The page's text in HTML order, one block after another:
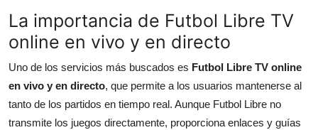
La importancia de Futbol Libre TV
online en vivo y en directo
Uno de los servicios más buscados es Futbol Libre TV online
en vivo y en directo, que permite a los usuarios mantenerse al
tanto de los partidos en tiempo real. Aunque Futbol Libre no
transmite los juegos directamente, proporciona enlaces y guías